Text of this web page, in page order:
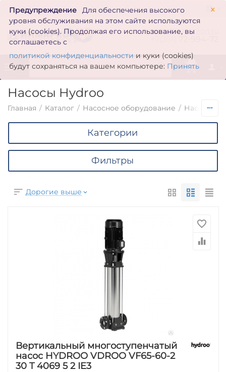
×
Предупреждение
Для обеспечения высокого
уровня обслуживания на этом сайте используются
куки (cookies). Продолжая его использование, вы
соглашаетесь с
политикой конфиденциальности и куки (cookies)
будут сохраняться на вашем компьютере: Принять
zakaz@inmarkon.ru
0
Насосы Hydroo
Главная / Каталог / Насосное оборудование / Насосы по
Категории
Фильтры
Дорогие выше
Вертикальный многоступенчатый
насос HYDROO VDROO VF65-60-2
30 T 4069 5 2 IE3